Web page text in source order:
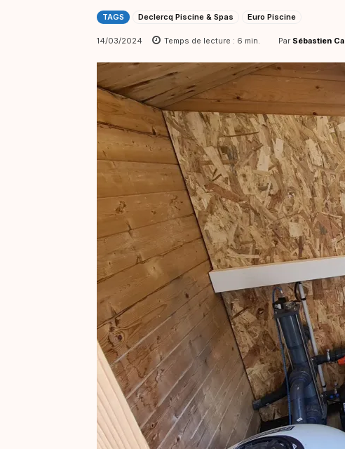
TAGS Declercq Piscine & Spas Euro Piscine
14/03/2024 Temps de lecture : 6 min. Par Sébastien